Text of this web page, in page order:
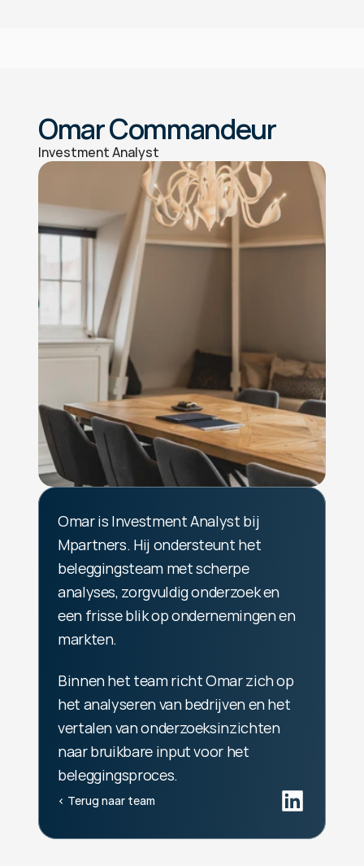
Omar Commandeur
Investment Analyst
Omar is Investment Analyst bij
Mpartners. Hij ondersteunt het
beleggingsteam met scherpe
analyses, zorgvuldig onderzoek en
een frisse blik op ondernemingen en
markten.
Binnen het team richt Omar zich op
het analyseren van bedrijven en het
vertalen van onderzoeksinzichten
naar bruikbare input voor het
beleggingsproces.
‹ Terug naar team